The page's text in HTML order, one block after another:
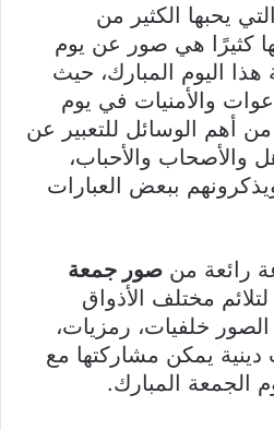
يحبها الكثير من
كثيرًا هي صور عن يوم
اليوم المبارك، حيث
والأمنيات في يوم
أهم الوسائل للتعبير عن
والأصحاب والأحباب،
ببعض العبارات
رائعة من صور جمعة
مختلف الأذواق
خلفيات، رمزيات،
دينية يمكن مشاركتها مع
الجمعة المبارك.